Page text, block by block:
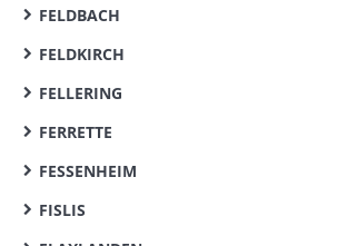
FELDBACH
FELDKIRCH
FELLERING
FERRETTE
FESSENHEIM
FISLIS